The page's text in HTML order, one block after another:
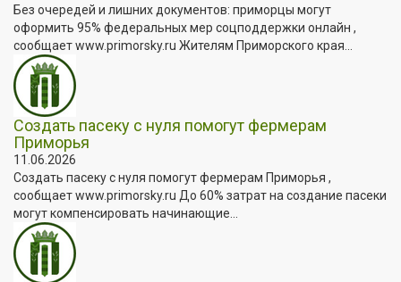
Без очередей и лишних документов: приморцы могут
оформить 95% федеральных мер соцподдержки онлайн ,
сообщает www.primorsky.ru Жителям Приморского края...
Создать пасеку с нуля помогут фермерам
Приморья
11.06.2026
Создать пасеку с нуля помогут фермерам Приморья ,
сообщает www.primorsky.ru До 60% затрат на создание пасеки
могут компенсировать начинающие...